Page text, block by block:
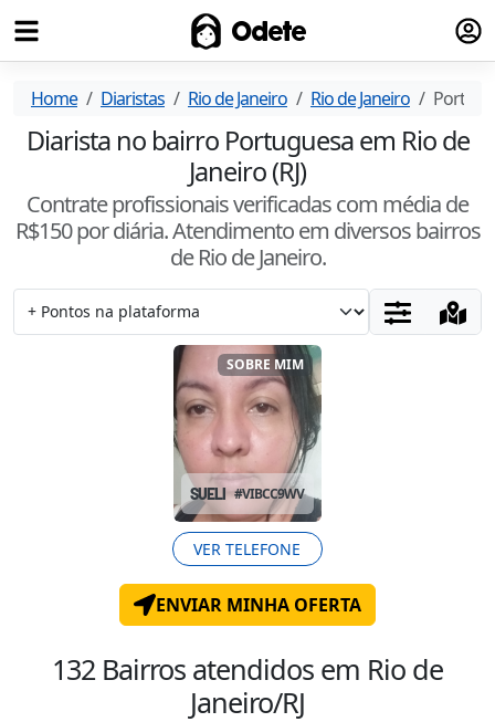
Odete
Home Diaristas Rio de Janeiro Rio de Janeiro
Diarista no bairro Portuguesa em Rio de
Janeiro (RJ)
Contrate profissionais verificadas com média de
R$150por diária. Atendimentoem diversos bairros
de Rio de Janeiro.
SOBRE MIM
SUELI #VIBCC9WV
VER TELEFONE
ENVIAR MINHA OFERTA
132 Bairros atendidos em Rio de
Janeiro/RJ